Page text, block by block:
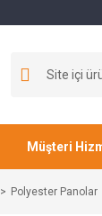
Müşteri
Polyester Panolar